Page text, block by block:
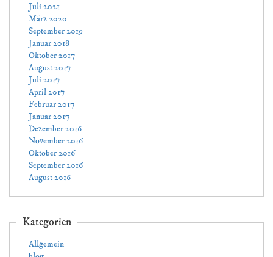
Juli 2021
März 2020
September 2019
Januar 2018
Oktober 2017
August 2017
Juli 2017
April 2017
Februar 2017
Januar 2017
Dezember 2016
November 2016
Oktober 2016
September 2016
August 2016
Kategorien
Allgemein